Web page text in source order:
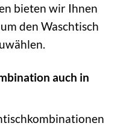
bieten wir Ihnen
den Waschtisch
auch in